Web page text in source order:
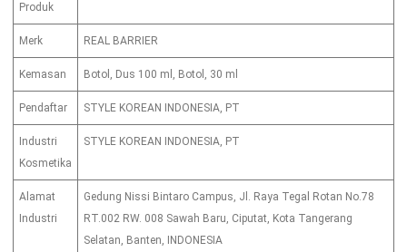
Produk
Merk REAL BARRIER
Kemasan Botol, Dus 100 ml, Botol, 30 ml
Pendaftar STYLE KOREAN INDONESIA, PT
Industri
Kosmetika
STYLE KOREAN INDONESIA, PT
Alamat
Industri
Gedung Nissi Bintaro Campus, Jl. Raya Tegal Rotan No.78
RT.002 RW. 008 Sawah Baru, Ciputat, Kota Tangerang
Selatan, Banten, INDONESIA